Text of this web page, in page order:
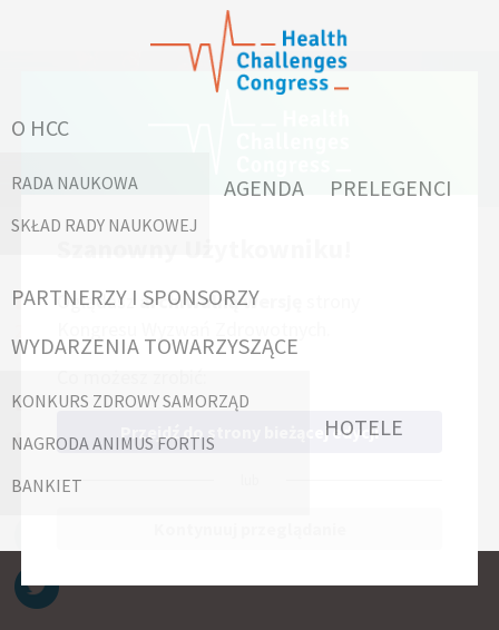
O HCC
RADA NAUKOWA
SKŁAD RADY NAUKOWEJ
AGENDA PRELEGENCI
PARTNERZY I SPONSORZY
WYDARZENIA TOWARZYSZĄCE
KONKURS ZDROWY SAMORZĄD
NAGRODA ANIMUS FORTIS
BANKIET
HOTELE
DZIEŃ 1 DZIEŃ 2
Dlaczego system nie nadąża za
demografią?
8 marca 2018 • 14:15-15:45 • Sala Balowa C
Oglądasz archiwalną wersję
Przejdź do strony bieżącej edycji